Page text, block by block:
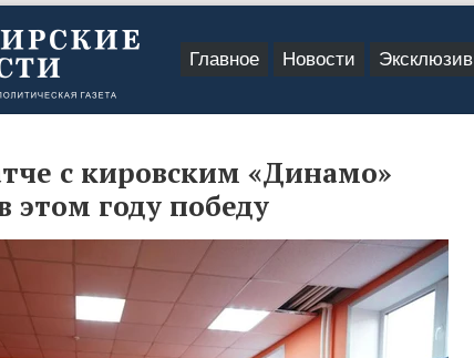
Главное Новости Эксклюзив
с кировским «Динамо»
этом году победу